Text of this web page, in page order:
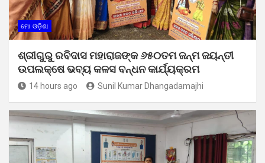
ମୋ ଓଡ଼ିଶା
ଶ୍ରୀଗୁରୁ ରବିଦାସ ମହାରାଜଙ୍କ ୬୫୦ତମ ଜନ୍ମ ଜୟନ୍ତୀ
ଉପଲକ୍ଷେ ଭବ୍ୟ କଳସ ବନ୍ଧନ କାର୍ଯ୍ୟକ୍ରମ
14 hours ago Sunil Kumar Dhangadamajhi